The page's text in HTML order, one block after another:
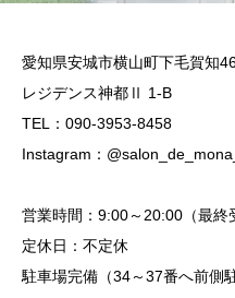
愛知県安城市横山町下毛賀知
レジデンス神都Ⅱ 1-B
TEL：090-3953-8458
Instagram：
営業時間：9:00～20:00（最終
定休日：不定休
駐車場完備（34～37番へ前側